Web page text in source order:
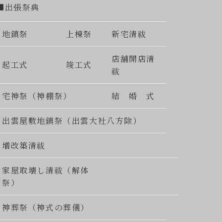
張祭典
地鎮祭 上棟祭 新宅清祓
起工式 竣工式
店舗開店清
祓
宅神祭（神棚祭） 結 婚 式
出雲屋敷地鎮祭（出雲大社八方除）
増改築清祓
家屋取壊し清祓（解体
祭）
神葬祭（神式の葬儀）